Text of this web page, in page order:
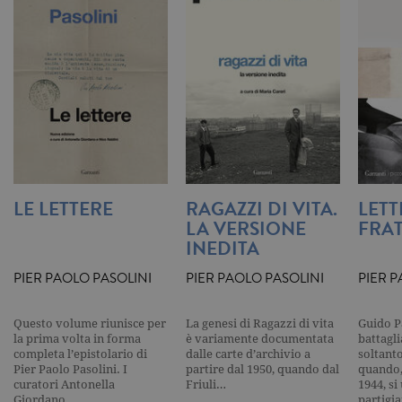
LE LETTERE
PIER PAOLO PASOLINI
Questo volume riunisce per
la prima volta in forma
completa l’epistolario di
Pier Paolo Pasolini. I
curatori Antonella
RAGAZZI DI VITA.
LA VERSIONE
INEDITA
PIER PAOLO PASOLINI
La genesi di Ragazzi di vita
è variamente documentata
dalle carte d’archivio a
partire dal 1950, quando dal
Friuli…
PIER
Guido
1944, si
degli utenti e la gestione dell'account. Il
sito Web non può essere utilizzato
delle condizioni previste dal Garante, i
cookie analitici sono equiparati ai
tecnici e dunque non necessitano del
consenso.
Nome Dominio Scadenza
Descrizione
.garzanti.it 1 giorno
Questo
impostato
Analytics.
Memorizza
aggiorna
valore
utilizzato
pagina.
_gat
.garzanti.it 1 minuto
Questo
cookie è
associato a
Google